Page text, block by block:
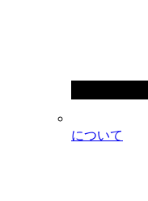
について